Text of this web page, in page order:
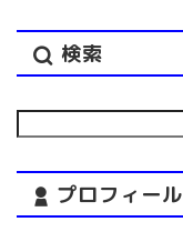
検索
プロフィール